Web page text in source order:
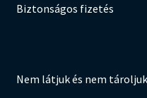
Biztonságos fizetés
Nem látjuk és nem